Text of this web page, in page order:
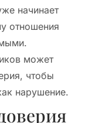
начинает
отношения
может
чтобы
нарушение.